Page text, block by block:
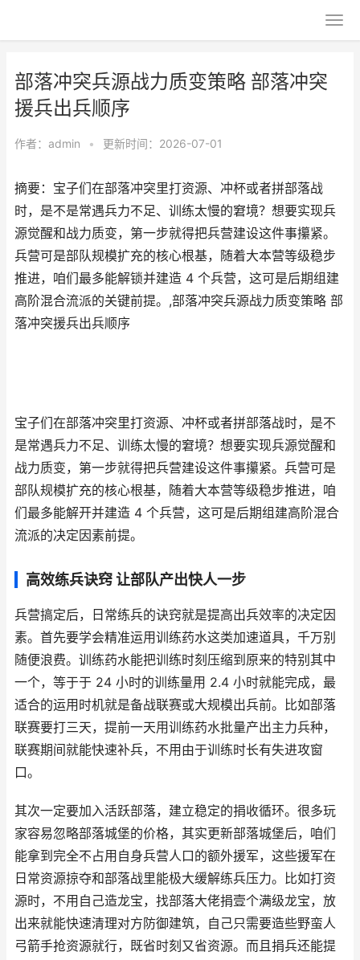
部落冲突兵源战力质变策略 部落冲突
援兵出兵顺序
作者： admin • 更新时间：2026-07-01
摘要：宝子们在部落冲突里打资源、冲杯或者拼部落战
时，是不是常遇兵力不足、训练太慢的窘境？想要实现兵
源觉醒和战力质变，第一步就得把兵营建设这件事攥紧。
兵营可是部队规模扩充的核心根基，随着大本营等级稳步
推进，咱们最多能解锁并建造 4 个兵营，这可是后期组建
高阶混合流派的关键前提。,部落冲突兵源战力质变策略 部
落冲突援兵出兵顺序
宝子们在部落冲突里打资源、冲杯或者拼部落战时，是不
是常遇兵力不足、训练太慢的窘境？想要实现兵源觉醒和
战力质变，第一步就得把兵营建设这件事攥紧。兵营可是
部队规模扩充的核心根基，随着大本营等级稳步推进，咱
们最多能解开并建造 4 个兵营，这可是后期组建高阶混合
流派的决定因素前提。
高效练兵诀窍 让部队产出快人一步
兵营搞定后，日常练兵的诀窍就是提高出兵效率的决定因
素。首先要学会精准运用训练药水这类加速道具，千万别
随便浪费。训练药水能把训练时刻压缩到原来的特别其中
一个，等于于 24 小时的训练量用 2.4 小时就能完成，最
适合的运用时机就是备战联赛或大规模出兵前。比如部落
联赛要打三天，提前一天用训练药水批量产出主力兵种，
联赛期间就能快速补兵，不用由于训练时长有失进攻窗
口。
其次一定要加入活跃部落，建立稳定的捐收循环。很多玩
家容易忽略部落城堡的价格，其实更新部落城堡后，咱们
能拿到完全不占用自身兵营人口的额外援军，这些援军在
日常资源掠夺和部落战里能极大缓解练兵压力。比如打资
源时，不用自己造龙宝，找部落大佬捐壹个满级龙宝，放
出来就能快速清理对方防御建筑，自己只需要造些野蛮人
弓箭手抢资源就行，既省时刻又省资源。而且捐兵还能提